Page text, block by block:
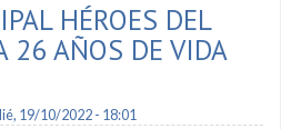
HÉROES DEL
26 AÑOS DE VIDA
19/10/2022 - 18:01